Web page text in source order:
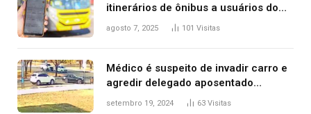
itinerários de ônibus a usuários do
transporte público de Palmas; confira
agosto 7, 2025 101 Visitas
Médico é suspeito de invadir carro e
agredir delegado aposentado
durante confusão no trânsito
setembro 19, 2024 63 Visitas